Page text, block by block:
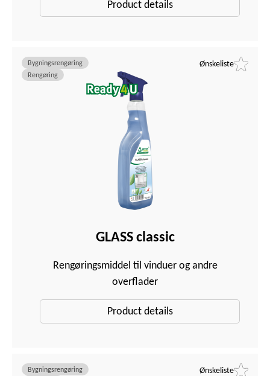
Product details
Ønskeliste
GLASS classic
Rengøringsmiddel til vinduer og andre
overflader
Bygningsrengøring
Rengøring
Product details
Ønskeliste
Bygningsrengøring